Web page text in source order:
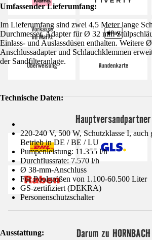
Umfassender Lieferumfang:
Im Lieferumfang sind zwei 4,5 Meter lange
Durchmesser, Adapter für Ø 32 mm
Einlass- und Auslassdüsen enthalten. Weitere
Anschlussadapter und Schlauchklemmen
der Sandfilteranlage.
Technische Daten:
220-240 V, 500 W, Schutzklasse I, auch
Betrieb in DE / BE / LU
Pumpenleistung: 11.355 l/h
Durchflussrate: 7.570 l/h
Ø 38-mm-Anschluss
Für Poolgrößen von 1.100-60.500 Liter
GS-zertifiziert (DEKRA)
Personenschutzschalter
Ausstattung:
Hauptversandpartner
Darum zu HORNBACH